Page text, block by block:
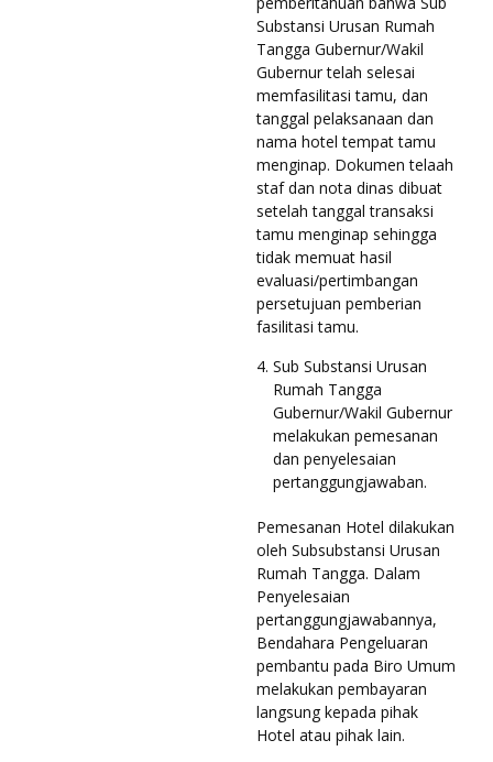
Substansi Urusan Rumah
Tangga Gubernur/Wakil
Gubernur telah selesai
memfasilitasi tamu, dan
tanggal pelaksanaan dan
nama hotel tempat tamu
menginap. Dokumen telaah
staf dan nota dinas dibuat
setelah tanggal transaksi
tamu menginap sehingga
tidak memuat hasil
evaluasi/pertimbangan
persetujuan pemberian
fasilitasi tamu.
Sub Substansi Urusan
Rumah Tangga
Gubernur/Wakil Gubernur
melakukan pemesanan
dan penyelesaian
pertanggungjawaban.
Pemesanan Hotel dilakukan
oleh Subsubstansi Urusan
Rumah Tangga. Dalam
Penyelesaian
pertanggungjawabannya,
Bendahara Pengeluaran
pembantu pada Biro Umum
melakukan pembayaran
langsung kepada pihak
Hotel atau pihak lain.